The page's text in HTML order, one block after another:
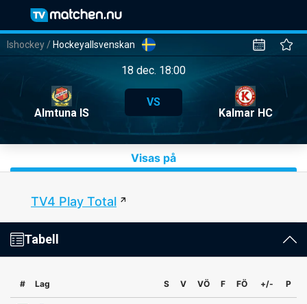
Ishockey / Hockeyallsvenskan
18 dec. 18:00
Almtuna IS
VS
Kalmar HC
Visas på
TV4 Play Total
Tabell
# Lag S V VÖ F FÖ +/- P